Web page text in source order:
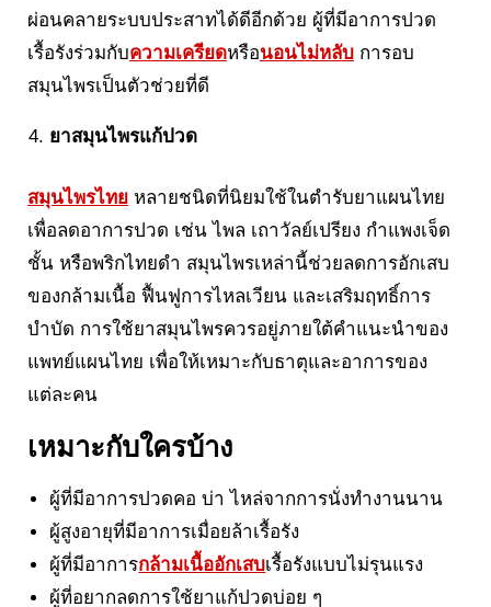
ผ่อนคลายระบบประสาทได้ดีอีกด้วย ผู้ที่มีอาการปวด
เรื้อรังร่วมกับความเครียดหรือนอนไม่หลับ การอบ
สมุนไพรเป็นตัวช่วยที่ดี
ยาสมุนไพรแก้ปวด
สมุนไพรไทย หลายชนิดที่นิยมใช้ในตำรับยาแผนไทย
เพื่อลดอาการปวด เช่น ไพล เถาวัลย์เปรียง กำแพงเจ็ด
ชั้น หรือพริกไทยดำ สมุนไพรเหล่านี้ช่วยลดการอักเสบ
ของกล้ามเนื้อ ฟื้นฟูการไหลเวียน และเสริมฤทธิ์การ
บำบัด การใช้ยาสมุนไพรควรอยู่ภายใต้คำแนะนำของ
แพทย์แผนไทย เพื่อให้เหมาะกับธาตุและอาการของ
แต่ละคน
เหมาะกับใครบ้าง
ผู้ที่มีอาการปวดคอ บ่า ไหล่จากการนั่งทำงานนาน
ผู้สูงอายุที่มีอาการเมื่อยล้าเรื้อรัง
ผู้ที่มีอาการกล้ามเนื้ออักเสบเรื้อรังแบบไม่รุนแรง
ผู้ที่อยากลดการใช้ยาแก้ปวดบ่อย ๆ